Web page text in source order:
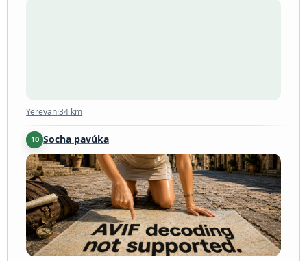
Yerevan·34 km
10 Socha pavúka
Yerevan·34 km